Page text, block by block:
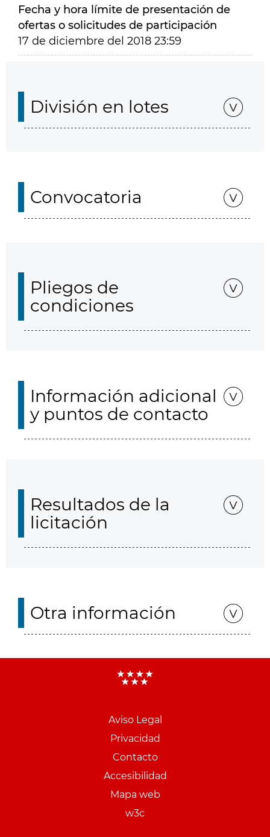
Fecha y hora límite de presentación de
ofertas o solicitudes de participación
17 de diciembre del 2018 23:59
División en lotes
Convocatoria
Pliegos de
condiciones
Información adicional
y puntos de contacto
Resultados de la
licitación
Otra información
Aviso Legal
Privacidad
Contacto
Accesibilidad
Mapa web
w3c